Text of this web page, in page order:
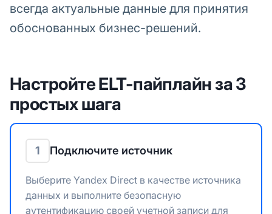
всегда актуальные данные для принятия
обоснованных бизнес-решений.
Настройте ELT-пайплайн за 3
простых шага
1 Подключите источник
Выберите Yandex Direct в качестве источника
данных и выполните безопасную
аутентификацию своей учетной записи для